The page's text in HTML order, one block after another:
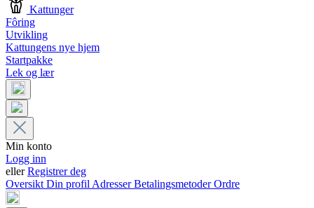
Kattunger
Fôring
Utvikling
Kattungens nye hjem
Startpakke
Lek og lær
Min konto
Logg inn
ellerRegistrer deg
Oversikt Din profil AdresserBetalingsmetoderOrdre